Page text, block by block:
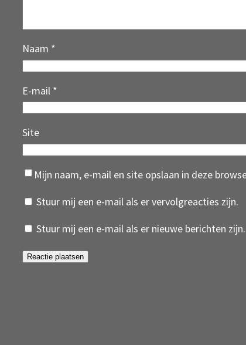
Naam *
E-mail *
Site
Mijn naam, e-mail en site opslaan in deze
Stuur mij een e-mail als er vervolgreacties zijn.
Stuur mij een e-mail als er nieuwe berichten zijn.